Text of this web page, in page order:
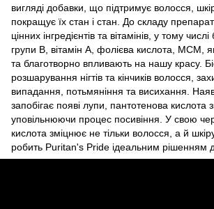
вигляді добавки, що підтримує волосся,
покращує їх стан і стан. До складу
цінних інгредієнтів та вітамінів, у тому числі
групи В, вітамін А, фолієва кислота, МСМ,
та благотворно впливають на нашу красу.
розшарування нігтів та кінчиків волосся,
випадання, потьмяніння та висихання.
запобігає появі лупи, пантотенова кислота
уповільнюючи процес посивіння. У свою
кислота зміцнює не тільки волосся, а й
робить Puritan's Pride ідеальним рішенням